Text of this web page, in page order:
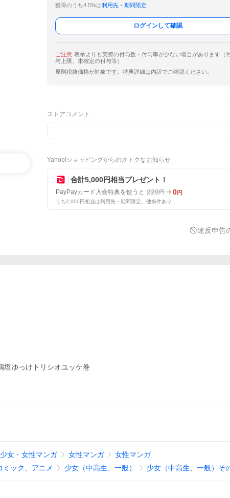
獲得のうち4.5%は利用先・期間限定
ログインして確認
ご注意 表示よりも実際の付与数・付与率が少ない場合があります（
与上限、未確定の付与等）
原則税抜価格が対象です。特典詳細は内訳でご確認ください。
ストアコメント
Yahoo!ショッピングからのオトクなお知らせ
合計5,000円相当プレゼント！
PayPayカード入会特典を使うと 220円 0円
うち2,000円相当は利用先・期間限定。他条件あり
違反申告
塩ゆっけトリシオユッケ巻
少女・女性マンガ 女性マンガ
女性マンガ
ミック、アニメ 少女（中高生、一般） 少女（中高生、一般）そ